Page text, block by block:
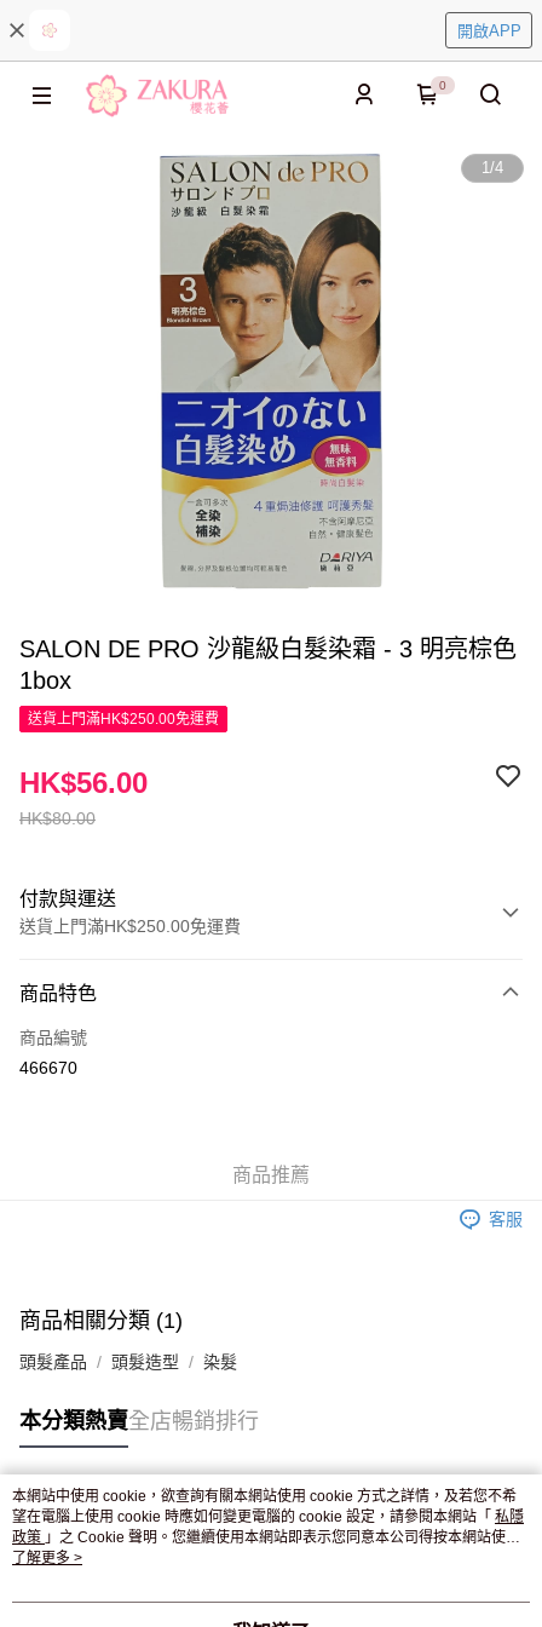
開啟APP
0
1/4
SALON DE PRO 沙龍級白髮染霜 - 3 明亮棕色
1box
送貨上門滿HK$250.00免運費
HK$80.00
HK$56.00
付款與運送
送貨上門滿HK$250.00免運費
信用卡
Apple Pay
商品特色
商品編號
466670
商品推薦
客服
商品相關分類 (1)
頭髮產品 頭髮造型 染髮
本分類熱賣全店暢銷排行
熱門標籤
熱銷排行
本網站中使用 cookie，欲查詢有關本網站使用 cookie 方式之詳情，及若您不希
望在電腦上使用 cookie 時應如何變更電腦的 cookie 設定，請參閱本網站「 私隱
政策 」之 Cookie 聲明。您繼續使用本網站即表示您同意本公司得按本網站使用
條款之 Cookie 聲明使用 cookie。
了解更多 >